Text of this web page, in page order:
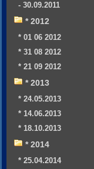
- 30.09.2011
* 2012
* 01 06 2012
* 31 08 2012
* 21 09 2012
* 2013
* 24.05.2013
* 14.06.2013
* 18.10.2013
* 2014
* 25.04.2014